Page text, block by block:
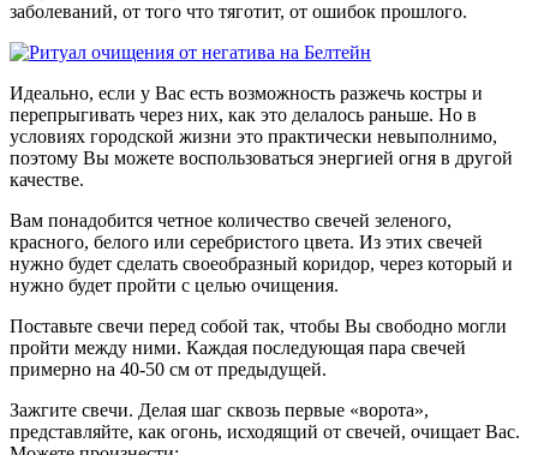
заболеваний, от того что тяготит, от ошибок прошлого.
Идеально, если у Вас есть возможность разжечь костры и
перепрыгивать через них, как это делалось раньше. Но в
условиях городской жизни это практически невыполнимо,
поэтому Вы можете воспользоваться энергией огня в другой
качестве.
Вам понадобится четное количество свечей зеленого,
красного, белого или серебристого цвета. Из этих свечей
нужно будет сделать своеобразный коридор, через который и
нужно будет пройти с целью очищения.
Поставьте свечи перед собой так, чтобы Вы свободно могли
пройти между ними. Каждая последующая пара свечей
примерно на 40-50 см от предыдущей.
Зажгите свечи. Делая шаг сквозь первые «ворота»,
представляйте, как огонь, исходящий от свечей, очищает Вас.